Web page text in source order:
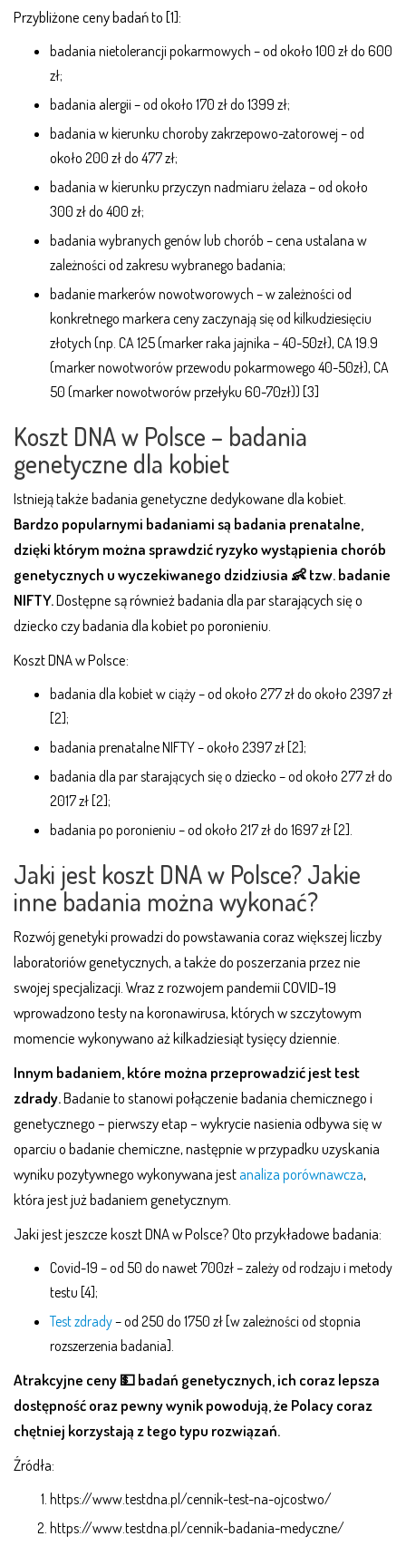
Przybliżone ceny badań to [1]:
badania nietolerancji pokarmowych – od około 100 zł do 600
zł;
badania alergii – od około 170 zł do 1399 zł;
badania w kierunku choroby zakrzepowo-zatorowej – od
około 200 zł do 477 zł;
badania w kierunku przyczyn nadmiaru żelaza – od około
300 zł do 400 zł;
badania wybranych genów lub chorób – cena ustalana w
zależności od zakresu wybranego badania;
badanie markerów nowotworowych – w zależności od
konkretnego markera ceny zaczynają się od kilkudziesięciu
złotych (np. CA 125 (marker raka jajnika – 40-50zł), CA 19.9
(marker nowotworów przewodu pokarmowego 40-50zł), CA
50 (marker nowotworów przełyku 60-70zł)) [3]
Koszt DNA w Polsce – badania
genetyczne dla kobiet
Istnieją także badania genetyczne dedykowane dla kobiet.
Bardzo popularnymi badaniami są badania prenatalne,
dzięki którym można sprawdzić ryzyko wystąpienia chorób
genetycznych u wyczekiwanego dzidziusia 👶 tzw. badanie
NIFTY.Dostępne są również badania dla par starających się o
dziecko czy badania dla kobiet po poronieniu.
Koszt DNA w Polsce:
badania dla kobiet w ciąży – od około 277 zł do około 2397 zł
[2];
badania prenatalne NIFTY – około 2397 zł [2];
badania dla par starających się o dziecko – od około 277 zł do
2017 zł [2];
badania po poronieniu – od około 217 zł do 1697 zł [2].
Jaki jest koszt DNA w Polsce? Jakie
inne badania można wykonać?
Rozwój genetyki prowadzi do powstawania coraz większej liczby
laboratoriów genetycznych, a także do poszerzania przez nie
swojej specjalizacji. Wraz z rozwojem pandemii COVID-19
wprowadzono testy na koronawirusa, których w szczytowym
momencie wykonywano aż kilkadziesiąt tysięcy dziennie.
Innym badaniem, które można przeprowadzić jest test
zdrady.Badanie to stanowi połączenie badania chemicznego i
genetycznego – pierwszy etap – wykrycie nasienia odbywa się w
oparciu o badanie chemiczne, następnie w przypadku uzyskania
wyniku pozytywnego wykonywana jestanaliza porównawcza,
która jest już badaniem genetycznym.
Jaki jest jeszcze koszt DNA w Polsce? Oto przykładowe badania:
Covid-19 – od 50 do nawet 700zł – zależy od rodzaju i metody
testu [4];
Test zdrady– od 250 do 1750 zł [w zależności od stopnia
rozszerzenia badania].
Atrakcyjne ceny 💵 badań genetycznych, ich coraz lepsza
dostępność oraz pewny wynik powodują, że Polacy coraz
chętniej korzystają z tego typu rozwiązań.
Źródła:
https://www.testdna.pl/cennik-test-na-ojcostwo/
https://www.testdna.pl/cennik-badania-medyczne/